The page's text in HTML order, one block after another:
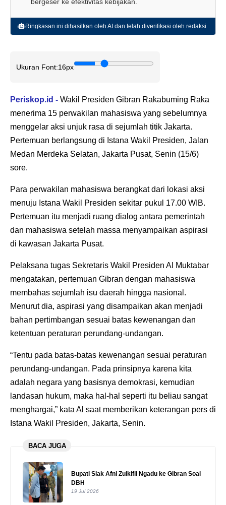
bergeser ke efektivitas kebijakan.
Ringkasan ini dihasilkan oleh AI dan telah diverifikasi oleh redaksi
Ukuran Font:16px
Periskop.id - Wakil Presiden Gibran Rakabuming Raka
menerima 15 perwakilan mahasiswa yang sebelumnya
menggelar aksi unjuk rasa di sejumlah titik Jakarta.
Pertemuan berlangsung di Istana Wakil Presiden, Jalan
Medan Merdeka Selatan, Jakarta Pusat, Senin (15/6)
sore.
Para perwakilan mahasiswa berangkat dari lokasi aksi
menuju Istana Wakil Presiden sekitar pukul 17.00 WIB.
Pertemuan itu menjadi ruang dialog antara pemerintah
dan mahasiswa setelah massa menyampaikan aspirasi
di kawasan Jakarta Pusat.
Pelaksana tugas Sekretaris Wakil Presiden Al Muktabar
mengatakan, pertemuan Gibran dengan mahasiswa
membahas sejumlah isu daerah hingga nasional.
Menurut dia, aspirasi yang disampaikan akan menjadi
bahan pertimbangan sesuai batas kewenangan dan
ketentuan peraturan perundang-undangan.
“Tentu pada batas-batas kewenangan sesuai peraturan
perundang-undangan. Pada prinsipnya karena kita
adalah negara yang basisnya demokrasi, kemudian
landasan hukum, maka hal-hal seperti itu beliau sangat
menghargai,” kata Al saat memberikan keterangan pers di
Istana Wakil Presiden, Jakarta, Senin.
BACA JUGA
Bupati Siak Afni Zulkifli Ngadu ke Gibran Soal
DBH
19 Jul 2026